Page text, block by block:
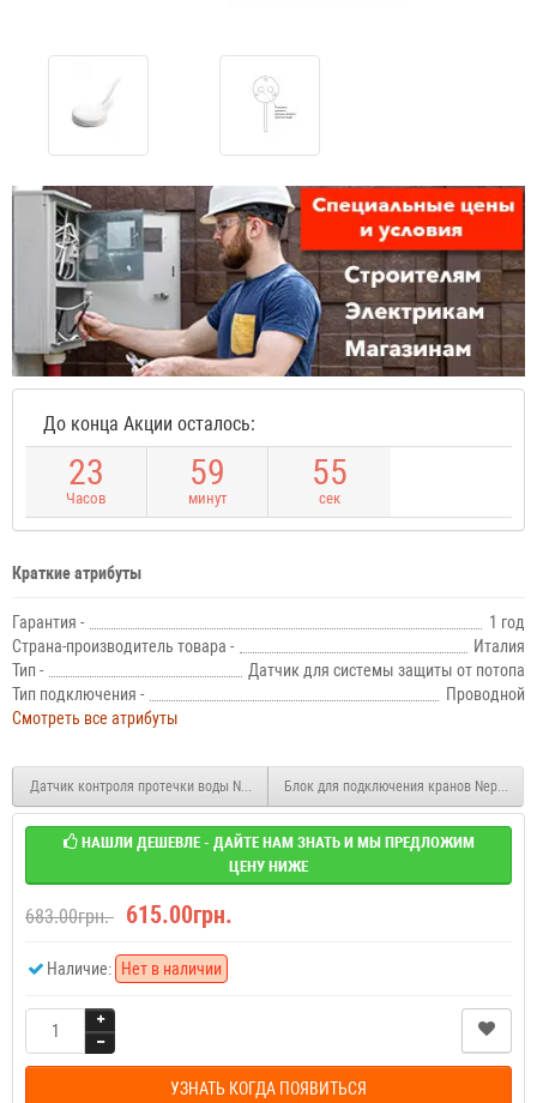
До конца Акции осталось:
23
Часов
59
минут
54
сек
Краткие атрибуты
Гарантия -
1 год
Страна-производитель товара -
Италия
Тип -
Датчик для системы защиты от потопа
Тип подключения -
Проводной
Смотреть все атрибуты
Датчик контроля протечки воды Neptun SW005Блок для подключения кранов Neptun
НАШЛИ ДЕШЕВЛЕ - ДАЙТЕ НАМ ЗНАТЬ И МЫ ПРЕДЛОЖИМ
ЦЕНУ НИЖЕ
683.00грн. 615.00грн.
Наличие: Нет в наличии
УЗНАТЬ КОГДА ПОЯВИТЬСЯ